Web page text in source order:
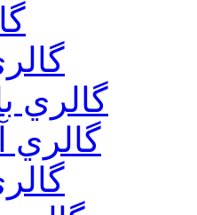
گالري
گالري